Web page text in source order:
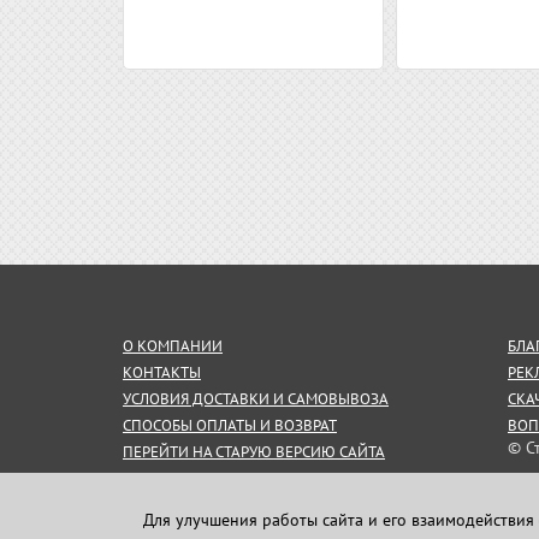
О КОМПАНИИ
КОНТАКТЫ
УСЛОВИЯ ДОСТАВКИ И САМОВЫВОЗА
СПОСОБЫ ОПЛАТЫ И ВОЗВРАТ
ПЕРЕЙТИ НА СТАРУЮ ВЕРСИЮ САЙТА
СОГЛАШЕНИЕ НА ОБРАБОТКУ
©
Для улучшения работы сайта и его